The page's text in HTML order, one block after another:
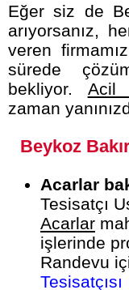
Eğer siz de
arıyorsanız,
veren
sürede
bekliyor. Acil
zaman
Beykoz
Acarlar
Tesisatçı
Acarlar
işlerinde
Randevu
Tesisatçısı